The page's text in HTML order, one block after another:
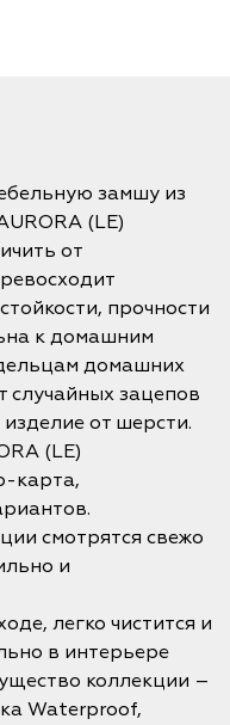
замшу из
(LE)
от
прочности
к домашним
домашних
случайных зацепов
изделие от шерсти.
(LE)
карта,
смотрятся свежо
и
легко чистится и
в интерьере
коллекции –
Waterproof,